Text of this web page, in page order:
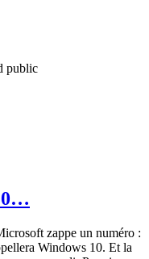
public
zappe un numéro :
Windows 10. Et la